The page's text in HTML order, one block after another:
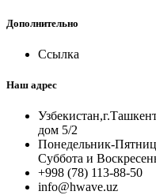
Дополнительно
Ссылка
Наш адрес
дом 5/2
Понедельник-
Суббота и
+998 (78) 113-88-50
info@hwave.uz